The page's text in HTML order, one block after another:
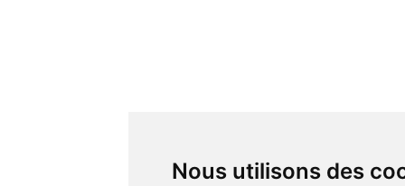
Nous utilisons des